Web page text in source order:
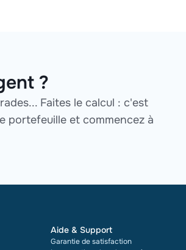
?
Faites le calcul : c'est
portefeuille et commencez à
Aide & Support
Garantie de satisfaction